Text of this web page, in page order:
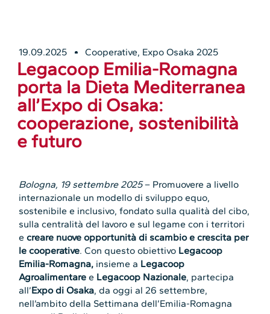
19.09.2025 Cooperative, Expo Osaka 2025
Legacoop Emilia-Romagna
porta la Dieta Mediterranea
all’Expo di Osaka:
cooperazione, sostenibilità
e futuro
Bologna, 19 settembre 2025– Promuovere a livello
internazionale un modello di sviluppo equo,
sostenibile e inclusivo, fondato sulla qualità del cibo,
sulla centralità del lavoro e sul legame con i territori
ecreare nuove opportunità di scambio e crescita per
le cooperative. Con questo obiettivo Legacoop
Emilia-Romagna, insieme a Legacoop
Agroalimentare e Legacoop Nazionale, partecipa
all’Expo di Osaka, da oggi al 26 settembre,
nell’ambito della Settimana dell’Emilia-Romagna